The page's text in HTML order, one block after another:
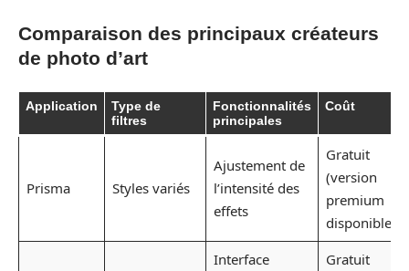
Comparaison des principaux créateurs
de photo d’art
Application
Type de
filtres
Fonctionnalités
principales
Coût
Prisma Styles variés
Ajustement de
l’intensité des
effets
Gratuit
(version
premium
disponible)
Interface
Gratuit